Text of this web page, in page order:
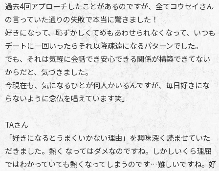
過去4回アプローチしたことがあるのですが、全てコウセイさん
の言っていた通りの失敗で本当に驚きました！
好きになって、恥ずかしくてめもあわせられなくなって、いつも
デートに一回いったらそれ以降疎遠になるパターンでした。
でも、それは気軽に会話でき安心できる関係が構築できてない
からだと、気づきました。
今現在も、気になるひとが何人かいるんですが、毎日好きにな
らないように念仏を唱えています笑」
TAさん
「好きになるとうまくいかない理由」を興味深く読ませていた
だきました。熱く なってはダメなのですね。しかしいくら理屈
ではわかっていても熱くなってしまうのです…難しいですね。好